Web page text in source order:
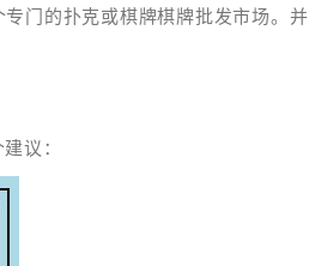
专门的扑克或棋牌棋牌批发市场。并
议：